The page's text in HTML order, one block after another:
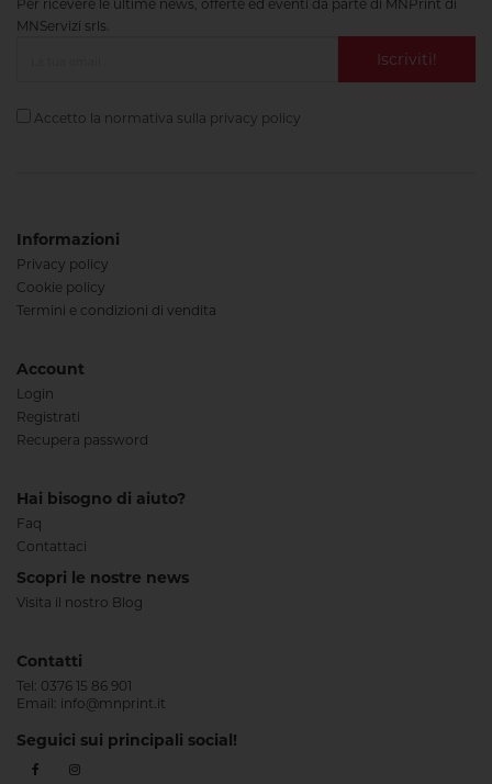
Per ricevere le ultime news, offerte ed eventi da parte di MNPrint di
MNServizi srls.
Iscriviti!
Accetto la normativa sulla privacy policy
Informazioni
Privacy policy
Cookie policy
Termini e condizioni di vendita
Account
Login
Registrati
Recupera password
Hai bisogno di aiuto?
Faq
Contattaci
Scopri le nostre news
Visita il nostro Blog
Contatti
Tel: 0376 15 86 901
Email: info@mnprint.it
Seguici sui principali social!